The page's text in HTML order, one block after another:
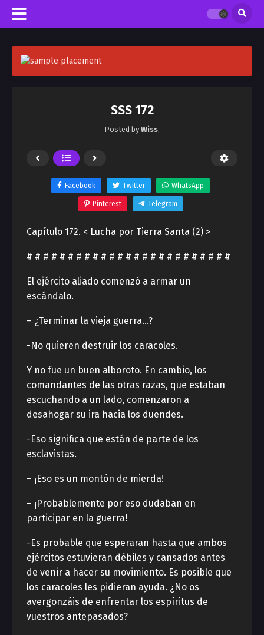
SSS 172
Posted by Wiss,
Facebook Twitter WhatsApp
Pinterest Telegram
Capítulo 172. < Lucha por Tierra Santa (2) >
# # # # # # # # # # # # # # # # # # # # # # # # #
El ejército aliado comenzó a armar un
escándalo.
– ¿Terminar la vieja guerra…?
-No quieren destruir los caracoles.
Y no fue un buen alboroto. En cambio, los
comandantes de las otras razas, que estaban
escuchando a un lado, comenzaron a
desahogar su ira hacia los duendes.
-Eso significa que están de parte de los
esclavistas.
– ¡Eso es un montón de mierda!
– ¡Probablemente por eso dudaban en
participar en la guerra!
-Es probable que esperaran hasta que ambos
ejércitos estuvieran débiles y cansados antes
de venir a hacer su movimiento. Es posible que
los caracoles les pidieran ayuda. ¿No os
avergonzáis de enfrentar los espíritus de
vuestros antepasados?